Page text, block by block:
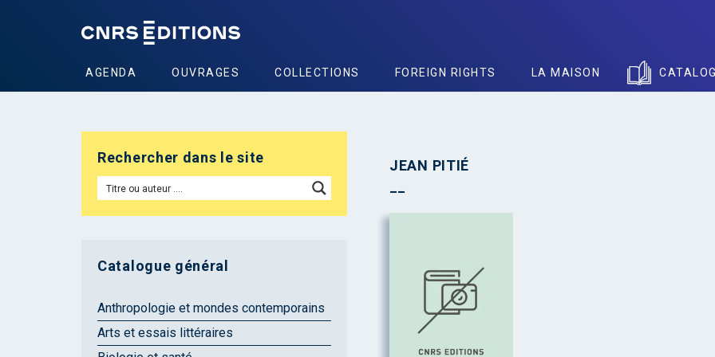
AGENDA OUVRAGES COLLECTIONS FOREIGN RIGHTS LA MAISON
JEAN PITIÉ
Rechercher dans le site
Catalogue général
Anthropologie et mondes contemporains
Arts et essais littéraires